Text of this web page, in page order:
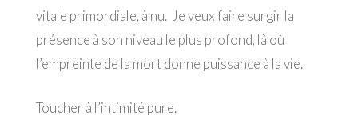
vitale primordiale, à nu. Je veux faire surgir la
présence à son niveau le plus profond, là où
l’empreinte de la mort donne puissance à la vie.
Toucher à l’intimité pure.